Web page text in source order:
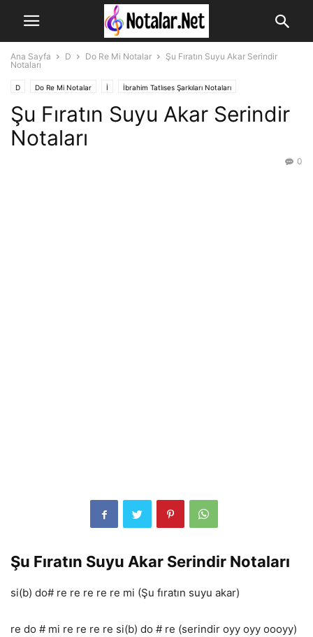
Ana Sayfa D Do Re Mi Notalar
Şu Fıratın Suyu Akar Serindir
Notaları
D Do Re Mi Notalar İ İbrahim Tatlıses Şarkıları Notaları
Şu Fıratın Suyu Akar Serindir
Notaları
0
Şu Fıratın Suyu Akar Serindir Notaları
si(b) do# re re re re re mi (Şu fıratın suyu akar)
re do # mi re re re re si(b) do # re (serindir oyy oyy oooyy)